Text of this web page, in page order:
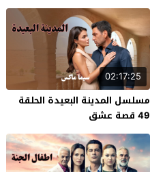
02:17:25
مسلسل المدينة البعيدة الحلقة
49 قصة عشق